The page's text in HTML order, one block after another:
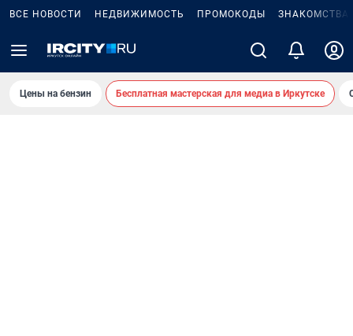
ВСЕ НОВОСТИ НЕДВИЖИМОСТЬ ПРОМОКОДЫ ЗНАКОМСТВА
Цены на бензин Бесплатная мастерская для медиа в Иркутске